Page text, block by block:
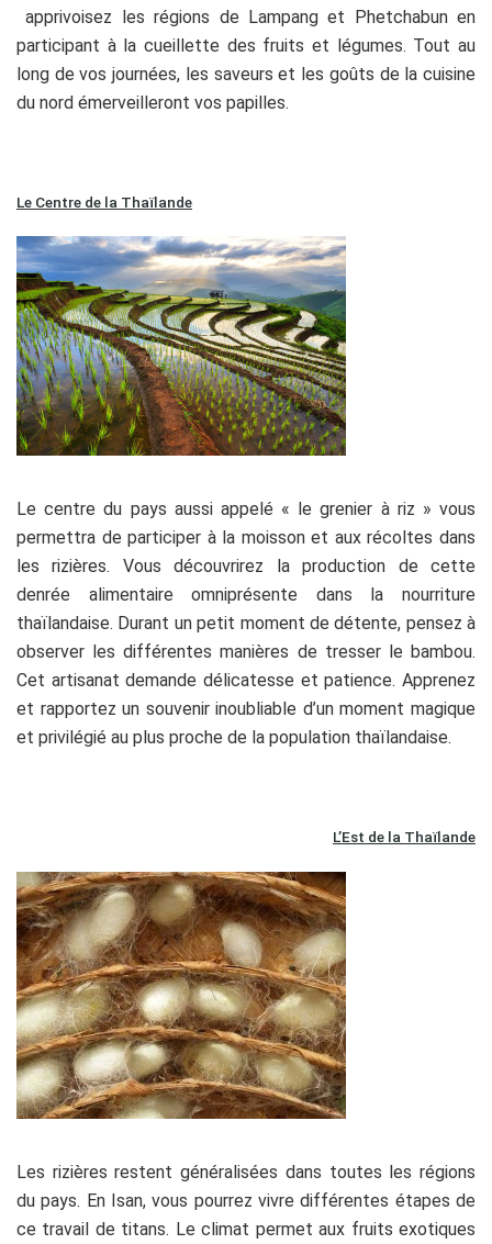
apprivoisez les régions de Lampang et Phetchabun en
participant à la cueillette des fruits et légumes. Tout au
long de vos journées, les saveurs et les goûts de la cuisine
du nord émerveilleront vos papilles.
Le Centre de la Thaïlande
Le centre du pays aussi appelé « le grenier à riz » vous
permettra de participer à la moisson et aux récoltes dans
les rizières. Vous découvrirez la production de cette
denrée alimentaire omniprésente dans la nourriture
thaïlandaise. Durant un petit moment de détente, pensez à
observer les différentes manières de tresser le bambou.
Cet artisanat demande délicatesse et patience. Apprenez
et rapportez un souvenir inoubliable d’un moment magique
et privilégié au plus proche de la population thaïlandaise.
L’Est de la Thaïlande
Les rizières restent généralisées dans toutes les régions
du pays. En Isan, vous pourrez vivre différentes étapes de
ce travail de titans. Le climat permet aux fruits exotiques